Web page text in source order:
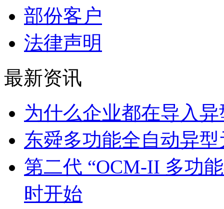
部份客户
法律声明
最新资讯
为什么企业都在导入
东舜多功能全自动异
第二代 “OCM-II 多功
时开始